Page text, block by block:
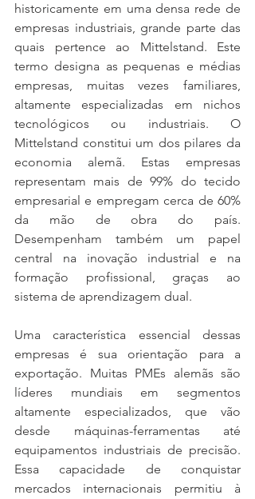
historicamente em uma densa rede de
empresas industriais, grande parte das
quais pertence ao Mittelstand. Este
termo designa as pequenas e médias
empresas, muitas vezes familiares,
altamente especializadas em nichos
tecnológicos ou industriais. O
Mittelstand constitui um dos pilares da
economia alemã. Estas empresas
representam mais de 99% do tecido
empresarial e empregam cerca de 60%
da mão de obra do país.
Desempenham também um papel
central na inovação industrial e na
formação profissional, graças ao
sistema de aprendizagem dual.
Uma característica essencial dessas
empresas é sua orientação para a
exportação. Muitas PMEs alemãs são
líderes mundiais em segmentos
altamente especializados, que vão
desde máquinas-ferramentas até
equipamentos industriais de precisão.
Essa capacidade de conquistar
mercados internacionais permitiu à